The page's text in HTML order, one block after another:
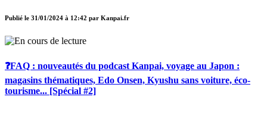
Publié le 31/01/2024 à 12:42 par Kanpai.fr
❓FAQ : nouveautés du podcast Kanpai, voyage au Japon :
magasins thématiques, Edo Onsen, Kyushu sans voiture, éco-
tourisme... [Spécial #2]